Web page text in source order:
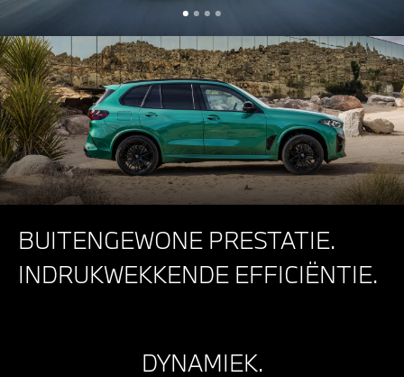
BUITENGEWONE PRESTATIE.
INDRUKWEKKENDE EFFICIËNTIE.
DYNAMIEK.